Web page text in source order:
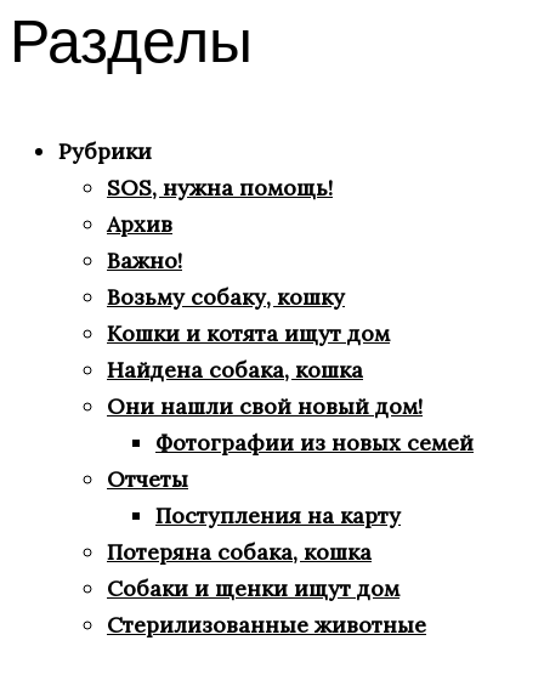
Разделы
Рубрики
SOS, нужна помощь!
Архив
Важно!
Возьму собаку, кошку
Кошки и котята ищут дом
Найдена собака, кошка
Они нашли свой новый дом!
Фотографии из новых семей
Отчеты
Поступления на карту
Потеряна собака, кошка
Собаки и щенки ищут дом
Стерилизованные животные